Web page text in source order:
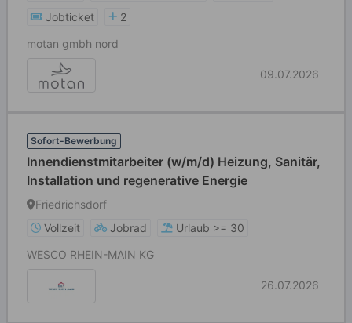
Jobticket
2
motan gmbh nord
09.07.2026
Sofort-Bewerbung
Innendienstmitarbeiter (w/m/d) Heizung, Sanitär,
Installation und regenerative Energie
Friedrichsdorf
Vollzeit
Jobrad
Urlaub >= 30
WESCO RHEIN-MAIN KG
26.07.2026